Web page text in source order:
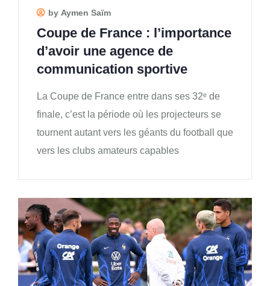
by Aymen Saïm
Coupe de France : l’importance
d’avoir une agence de
communication sportive
La Coupe de France entre dans ses 32ᵉ de
finale, c’est la période où les projecteurs se
tournent autant vers les géants du football que
vers les clubs amateurs capables